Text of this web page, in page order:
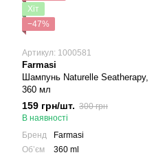
Хіт
−47%
Артикул: 1000581
Farmasi
Шампунь Naturelle Seatherapy,
360 мл
159 грн/шт. 300 грн
В наявності
Бренд
Farmasi
Обʼєм
360 ml